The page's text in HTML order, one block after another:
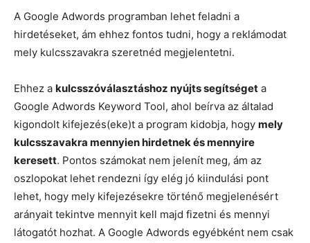
A Google Adwords programban lehet feladni a
hirdetéseket, ám ehhez fontos tudni, hogy a reklámodat
mely kulcsszavakra szeretnéd megjelentetni.
Ehhez a kulcsszóválasztáshoz nyújts segítséget a
Google Adwords Keyword Tool, ahol beírva az általad
kigondolt kifejezés(eke)t a program kidobja, hogy mely
kulcsszavakra mennyien hirdetnek és mennyire
keresett. Pontos számokat nem jelenít meg, ám az
oszlopokat lehet rendezni így elég jó kiindulási pont
lehet, hogy mely kifejezésekre történő megjelenésért
arányait tekintve mennyit kell majd fizetni és mennyi
látogatót hozhat. A Google Adwords egyébként nem csak